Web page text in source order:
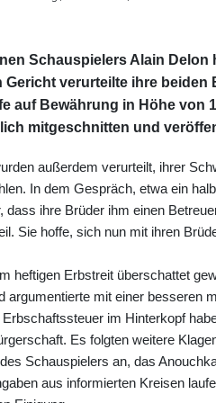
Schauspielers Alain Delon
verurteilte ihre beiden
auf Bewährung in Höhe von
mitgeschnitten und
außerdem verurteilt, ihrer
In dem Gespräch, etwa ein
ihre Brüder ihm einen
Sie hoffe, sich nun mit ihren
heftigen Erbstreit überschattet
mit einer besseren
im Hinterkopf
Es folgten weitere
Schauspielers an, das
aus informierten Kreisen